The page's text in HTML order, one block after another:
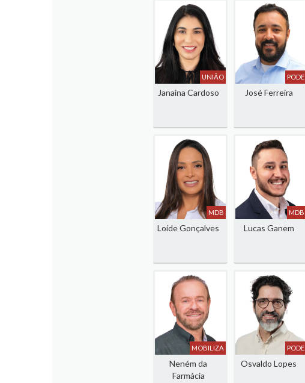
UNIÃO
Janaina Cardoso
PODE
José Ferreira
MDB
Loíde Gonçalves
MDB
Lucas Ganem
MOBILIZA
Neném da
Farmácia
PODE
Osvaldo Lopes